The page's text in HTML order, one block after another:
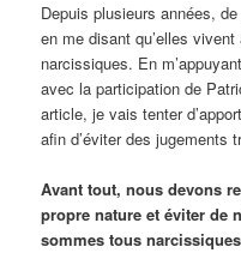
Depuis plusieurs années,
en me disant qu’elles
narcissiques. En
avec la participation de
article, je vais tenter
afin d’éviter des jugements
Avant tout, nous devons
propre nature et éviter de
sommes tous